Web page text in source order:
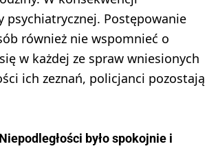
psychiatrycznej. Postępowanie
również nie wspomnieć o
w każdej ze spraw wniesionych
ich zeznań, policjanci pozostają
było spokojnie i